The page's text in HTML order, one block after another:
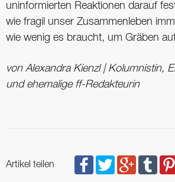
uninformierten Reaktionen darauf
wie fragil unser Zusammenleben
wie wenig es braucht, um Gräben
von Alexandra Kienzl | Kolumnistin,
und ehemalige ff-Redakteurin
Artikel teilen